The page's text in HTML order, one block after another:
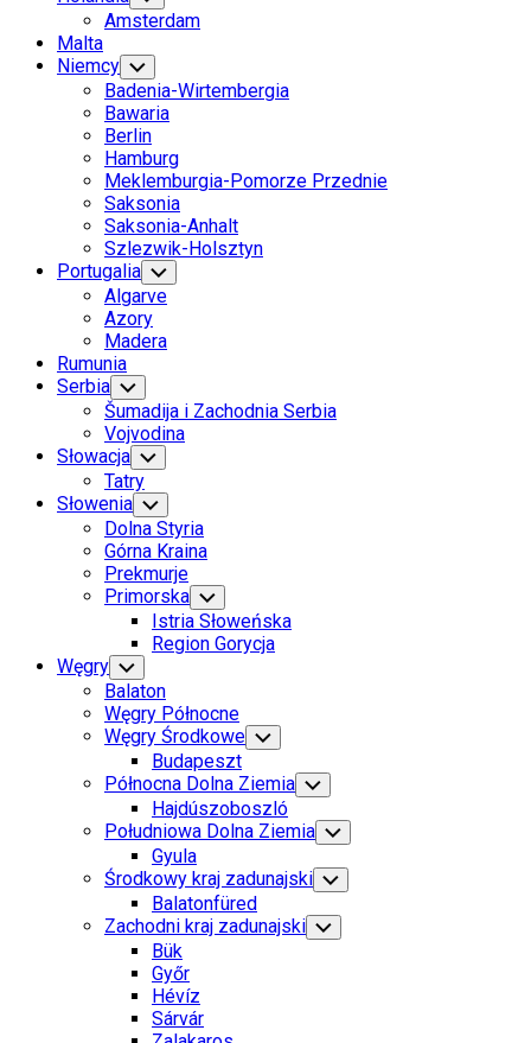
Child
Menu
Amsterdam
Malta
Niemcy Toggle
Child
Menu
Badenia-Wirtembergia
Bawaria
Berlin
Hamburg
Meklemburgia-Pomorze Przednie
Saksonia
Saksonia-Anhalt
Szlezwik-Holsztyn
Portugalia Toggle
Child
Menu
Algarve
Azory
Madera
Rumunia
Serbia Toggle
Child
Menu
Šumadija i Zachodnia Serbia
Vojvodina
Słowacja Toggle
Child
Menu
Tatry
Słowenia Toggle
Child
Menu
Dolna Styria
Górna Kraina
Prekmurje
Primorska Toggle
Child
Menu
Istria Słoweńska
Region Gorycja
Węgry Toggle
Child
Menu
Balaton
Węgry Północne
Węgry Środkowe Toggle
Child
Menu
Budapeszt
Północna Dolna Ziemia Toggle
Child
Menu
Hajdúszoboszló
Południowa Dolna Ziemia Toggle
Child
Menu
Gyula
Środkowy kraj zadunajski Toggle
Child
Menu
Balatonfüred
Zachodni kraj zadunajski Toggle
Child
Bük
Győr
Hévíz
Sárvár